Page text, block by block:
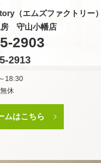
（エムズファクトリー
房 守山小幡店
2903
2913
18:30
休
ムはこちら